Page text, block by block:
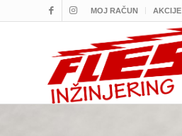
MOJ RAČUN AKCIJE